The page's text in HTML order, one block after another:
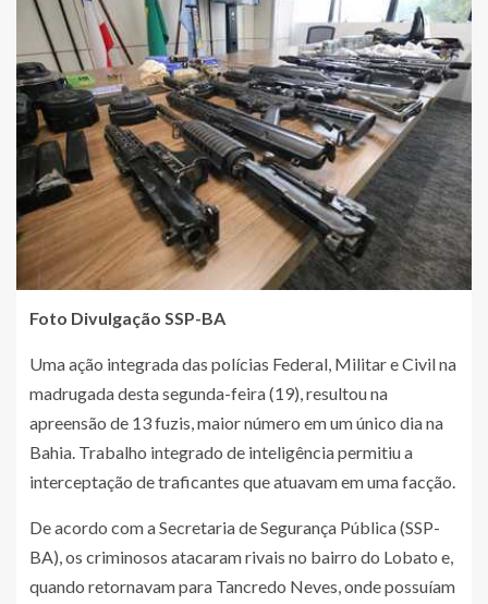
Foto Divulgação SSP-BA
Uma ação integrada das polícias Federal, Militar e Civil na
madrugada desta segunda-feira (19), resultou na
apreensão de 13 fuzis, maior número em um único dia na
Bahia. Trabalho integrado de inteligência permitiu a
interceptação de traficantes que atuavam em uma facção.
De acordo com a Secretaria de Segurança Pública (SSP-
BA), os criminosos atacaram rivais no bairro do Lobato e,
quando retornavam para Tancredo Neves, onde possuíam